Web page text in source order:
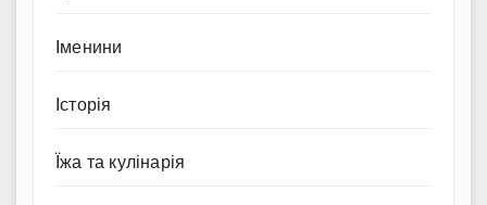
Іменини
Історія
Їжа та кулінарія